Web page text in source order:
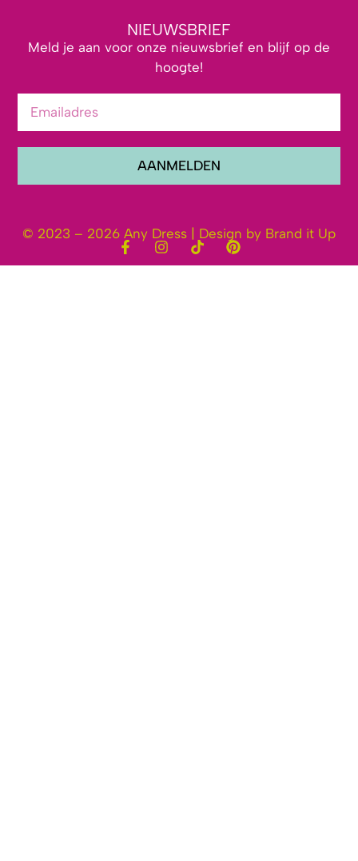
NIEUWSBRIEF
Meld je aan voor onze nieuwsbrief en blijf op de
hoogte!
AANMELDEN
© 2023 – 2026 Any Dress | Design by Brand it Up